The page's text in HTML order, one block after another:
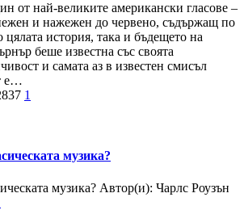
от най-великите американски гласове –
и нажежен до червено, съдържащ по
цялата история, така и бъдещето на
беше известна със своята
и самата аз в известен смисъл
е…
1
музика?
музика? Автор(и): Чарлс Роузън